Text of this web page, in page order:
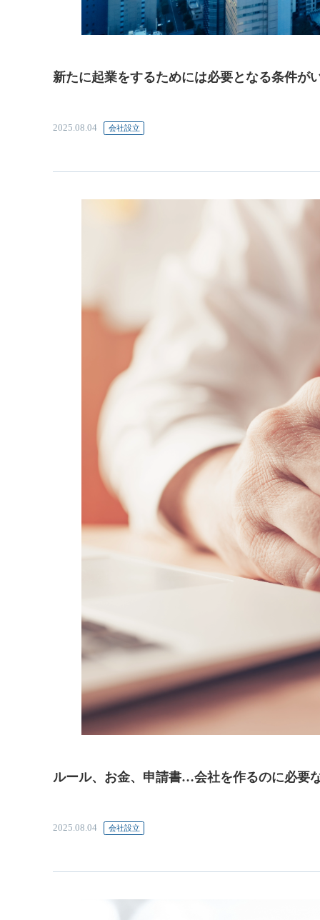
新たに起業をするためには必要となる条件が
2025.08.04 会社設立
ルール、お金、申請書…会社を作るのに必要
2025.08.04 会社設立